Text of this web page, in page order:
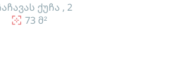
ქუჩა , 2
73 მ²